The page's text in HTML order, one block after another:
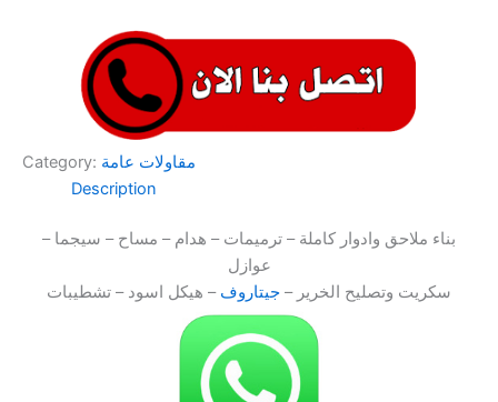
Category: مقاولات عامة
Description
بناء ملاحق وادوار كاملة – ترميمات – هدام – مساح – سيجما –
عوازل
سكريت وتصليح الخرير – جيتاروف – هيكل اسود – تشطيبات